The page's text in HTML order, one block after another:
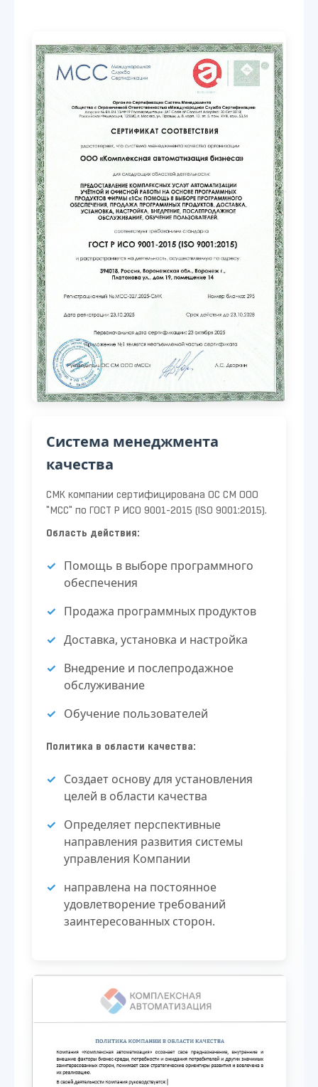
Система менеджмента
качества
СМК компании сертифицирована ОС СМ ООО
"МСС" по ГОСТ Р ИСО 9001-2015 (ISO 9001:2015).
Область действия:
Помощь в выборе программного
обеспечения
Продажа программных продуктов
Доставка, установка и настройка
Внедрение и послепродажное
обслуживание
Обучение пользователей
Политика в области качества:
Создает основу для установления
целей в области качества
Определяет перспективные
направления развития системы
управления Компании
направлена на постоянное
удовлетворение требований
заинтересованных сторон.